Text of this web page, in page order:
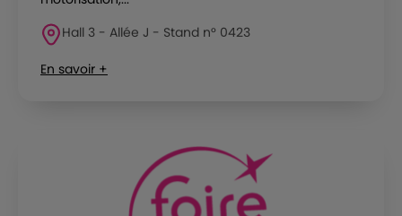
Hall 3 - Allée J - Stand n° 0423
En savoir +